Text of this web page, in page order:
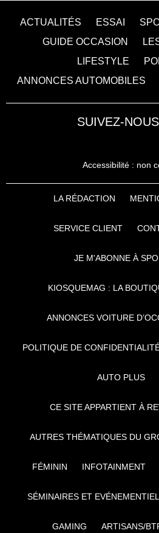
ACTUALITÉS ESSAI
GUIDE OCCASION
LIFESTYLE
ANNONCES AUTOMOBILES
SUIVEZ-
Accessibilité : non
LA RÉDACTION
SERVICE CLIENT
JE M'ABONNE À
KIOSQUEMAG : LA
ANNONCES VOITURE
POLITIQUE DE
AUTO PLUS
CE SITE APPARTIENT À
AUTRES THÉMATIQUES DU
FÉMININ INFOTAINMENT
SÉMINAIRES ET EVÉNEMENTIEL
GAMING ARTISANS/